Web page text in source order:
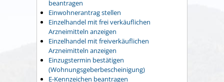
beantragen
Einwohnerantrag stellen
Einzelhandel mit frei verkäuflichen
Arzneimitteln anzeigen
Einzelhandel mit freiverkäuflichen
Arzneimitteln anzeigen
Einzugstermin bestätigen
(Wohnungsgeberbescheinigung)
E-Kennzeichen beantragen